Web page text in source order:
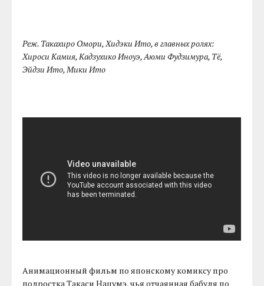
Реж. Такахиро Омори, Хидэки Ито, в главных ролях:
Хироси Камия, Кадзухико Иноуэ, Аюми Фудзимура, Тё,
Эйдзи Ито, Мики Ито
Анимационный фильм по японскому комиксу про
подростка Такаси Нацумэ, чья отчаянная бабуля по